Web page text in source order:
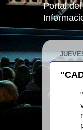
Portal